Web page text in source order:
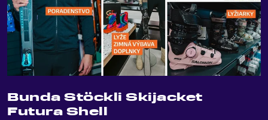
Bunda Stöckli Skijacket
Futura Shell